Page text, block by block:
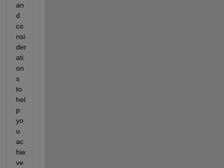
an
d
co
nsi
der
ati
on
s
to
hel
p
yo
u
ac
hie
ve